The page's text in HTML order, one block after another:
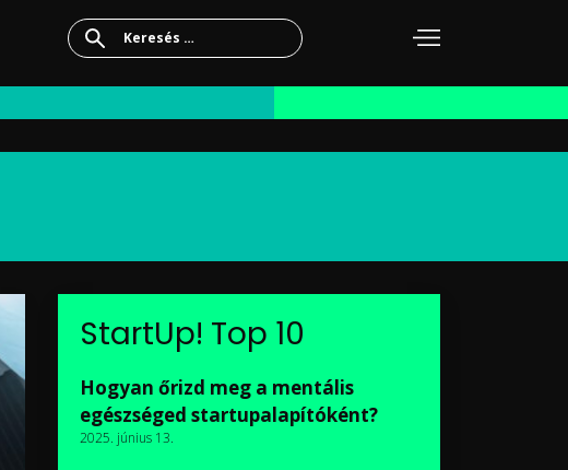
Keresés:
StartUp! Top 10
Hogyan őrizd meg a mentális
egészséged startupalapítóként?
2025. június 13.